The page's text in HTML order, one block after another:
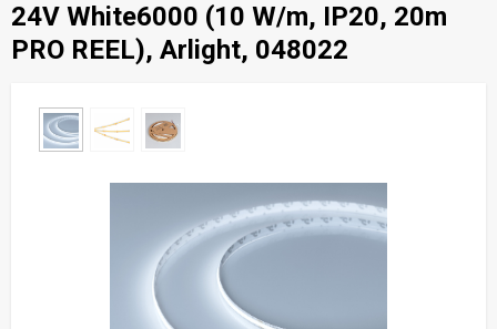
24V White6000 (10 W/m, IP20, 20m
PRO REEL), Arlight, 048022